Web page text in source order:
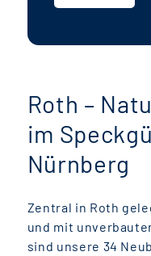
Roth –
im
Nürnberg
Zentral in Roth
und mit
sind unsere 34